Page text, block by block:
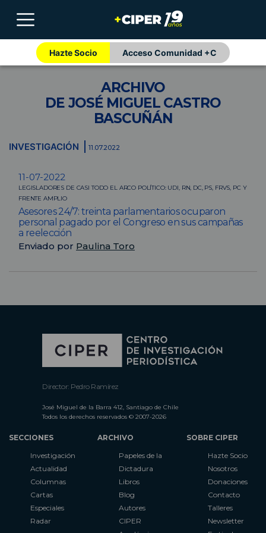
Hazte Socio Acceso Comunidad +C
ARCHIVO
DE JOSÉ MIGUEL CASTRO
BASCUÑÁN
INVESTIGACIÓN 11.07.2022
11-07-2022
LEGISLADORES DE CASI TODO EL ARCO POLÍTICO: UDI, RN, DC, PS, FRVS, PC Y
FRENTE AMPLIO
Asesores 24/7: treinta parlamentarios ocuparon
personal pagado por el Congreso en sus campañas
a reelección
Enviado por Paulina Toro
Director: Pedro Ramírez
José Miguel de la Barra 412, Santiago de Chile
Todos los derechos reservados © 2007-2026
SECCIONES
Investigación
Actualidad
Columnas
Cartas
Especiales
Radar
ARCHIVO
Papeles de la
Dictadura
Libros
Blog
Autores
CIPER
SOBRE CIPER
Hazte Socio
Nosotros
Donaciones
Contacto
Talleres
Newsletter